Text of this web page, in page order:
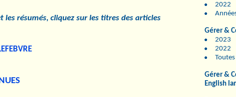
2022
Gérer &
2023
2022
Gérer &
English
résumés, cliquez sur les titres des articles